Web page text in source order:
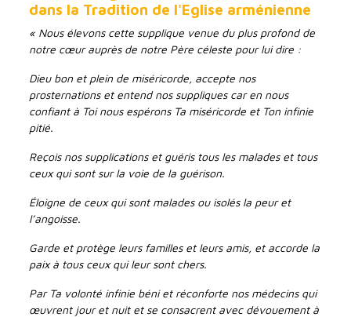
dans la Tradition de l'Eglise arménienne
« Nous élevons cette supplique venue du plus profond de
notre cœur auprès de notre Père céleste pour lui dire :
Dieu bon et plein de miséricorde, accepte nos
prosternations et entend nos suppliques car en nous
confiant à Toi nous espérons Ta miséricorde et Ton infinie
pitié.
Reçois nos supplications et guéris tous les malades et tous
ceux qui sont sur la voie de la guérison.
Éloigne de ceux qui sont malades ou isolés la peur et
l’angoisse.
Garde et protège leurs familles et leurs amis, et accorde la
paix à tous ceux qui leur sont chers.
Par Ta volonté infinie béni et réconforte nos médecins qui
œuvrent jour et nuit et se consacrent avec dévouement à